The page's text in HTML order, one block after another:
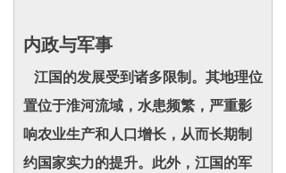
内政与军事
江国的发展受到诸多限制。其地理位
置位于淮河流域，水患频繁，严重影
响农业生产和人口增长，从而长期制
约国家实力的提升。此外，江国的军